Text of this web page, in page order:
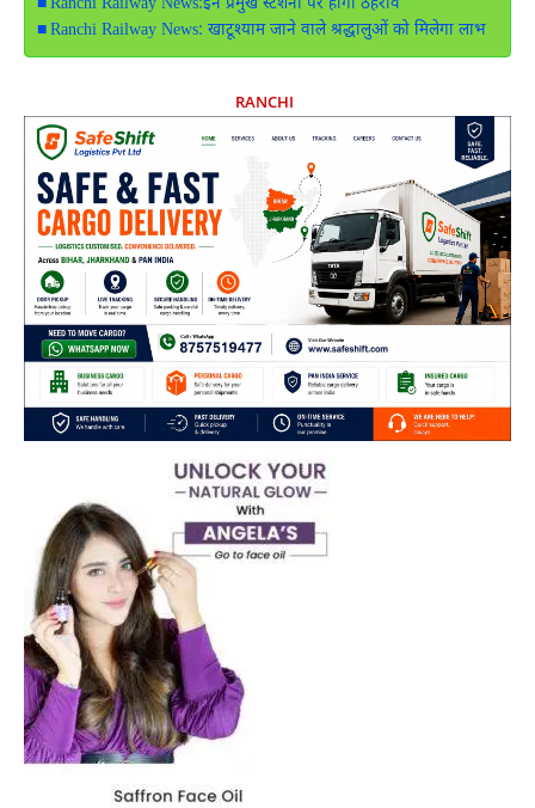
Ranchi Railway News:इन प्रमुख स्टेशनों पर होगा ठहराव
Ranchi Railway News: खाटूश्याम जाने वाले श्रद्धालुओं को मिलेगा लाभ
RANCHI